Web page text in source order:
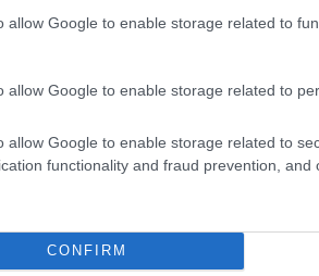
allow Google to enable storage related to
allow Google to enable storage related to
allow Google to enable storage related to
functionality and fraud prevention, and
CONFIRM
ανεξαρτησίας της δημόσιας
Συμβούλιο [και κυρίως με τις
των δημόσιων ΜΜΕ και R
φορέων, δεν είναι θέμα έλλειψης
πολιτική ευθύνη.